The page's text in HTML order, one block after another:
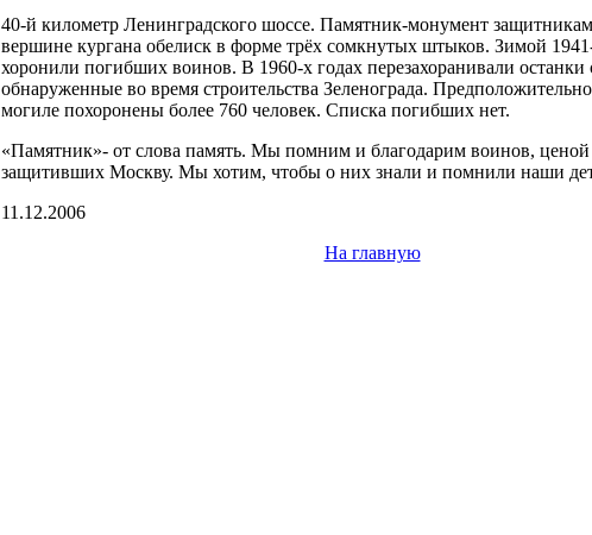
40-й километр Ленинградского шоссе. Памятник-монумент
вершине кургана обелиск в форме трёх сомкнутых штыков. Зимой
хоронили погибших воинов. В 1960-х годах перезахоранивали останки
обнаруженные во время строительства Зеленограда.
могиле похоронены более 760 человек. Списка погибших нет.
«Памятник»- от слова память. Мы помним и благодарим воинов,
защитивших Москву. Мы хотим, чтобы о них знали и помнили наши
11.12.2006
На главную